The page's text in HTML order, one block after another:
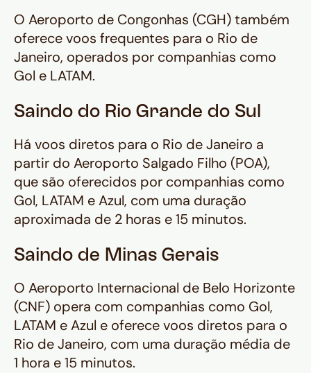
O Aeroporto de Congonhas (CGH) também
oferece voos frequentes para o Rio de
Janeiro, operados por companhias como
Gol e LATAM.
Saindo do Rio Grande do Sul
Há voos diretos para o Rio de Janeiro a
partir do Aeroporto Salgado Filho (POA),
que são oferecidos por companhias como
Gol, LATAM e Azul, com uma duração
aproximada de 2 horas e 15 minutos.
Saindo de Minas Gerais
O Aeroporto Internacional de Belo Horizonte
(CNF) opera com companhias como Gol,
LATAM e Azul e oferece voos diretos para o
Rio de Janeiro, com uma duração média de
1 hora e 15 minutos.